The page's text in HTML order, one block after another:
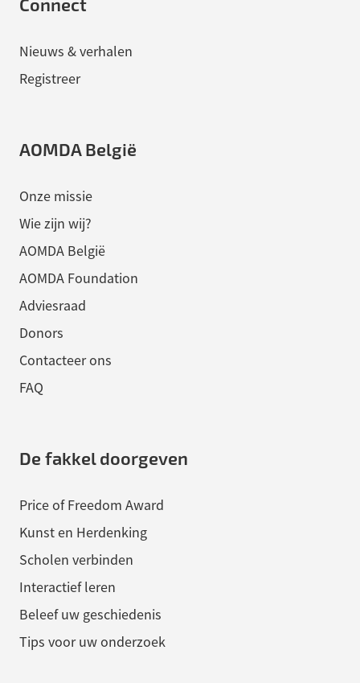
Nieuws & verhalen
Registreer
AOMDA België
Onze missie
Wie zijn wij?
AOMDA België
AOMDA Foundation
Adviesraad
Donors
Contacteer ons
FAQ
De fakkel doorgeven
Price of Freedom Award
Kunst en Herdenking
Scholen verbinden
Interactief leren
Beleef uw geschiedenis
Tips voor uw onderzoek